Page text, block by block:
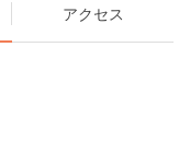
アクセス